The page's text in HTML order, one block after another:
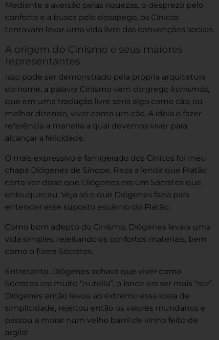
Mediante a aversão pelas riquezas, o desprezo pelo
conforto e a busca pelo desapego, os Cínicos
tentavam levar uma vida livre das convenções sociais.
A origem do Cinismo e seus maiores
representantes
Isso pode ser demonstrado pela própria arquitetura
do nome, a palavra Cinismo vem do grego kynismós,
que em uma tradução livre seria algo como cão, ou
melhor dizendo, viver como um cão. A ideia é fazer
referência a maneira a qual devemos viver para
alcançar a felicidade.
O mais expressivo e famigerado dos Cínicos foi meu
chapa Diógenes de Sínope. Reza a lenda que Platão
certa vez disse que Diógenes era um Sócrates que
enlouqueceu. Veja só o que Diógenes fazia para
entender esse suposto escárnio do Platão.
Como bom adepto do Cinismo, Diógenes levara uma
vida simples, rejeitando os confortos materiais, bem
como o fizera Sócrates.
Entretanto, Diógenes achava que viver como
Sócrates era muito “nutella”, o lance era ser mais “raiz”.
Diógenes então levou ao extremo essa ideia de
simplicidade, rejeitou então os valores mundanos e
passou a morar num velho barril de vinho feito de
argila!